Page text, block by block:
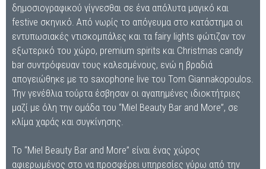
δημοσιογραφικού γίγνεσθαι σε ένα απόλυτα μαγικό και
festive σκηνικό. Από νωρίς το απόγευμα στο κατάστημα οι
εντυπωσιακές ντισκομπάλες και τα fairy lights φώτιζαν τον
εξωτερικό του χώρο, premium spirits και Christmas candy
bar συντρόφευαν τους καλεσμένους, ενώ η βραδιά
απογειώθηκε με το saxophone live του Tom Giannakopoulos.
Την γενέθλια τούρτα έσβησαν οι αγαπημένες ιδιοκτήτριες
μαζί με όλη την ομάδα του “Miel Beauty Bar and More”, σε
κλίμα χαράς και συγκίνησης.
Το “Miel Beauty Bar and More” είναι ένας χώρος
αφιερωμένος στο να προσφέρει υπηρεσίες γύρω από την